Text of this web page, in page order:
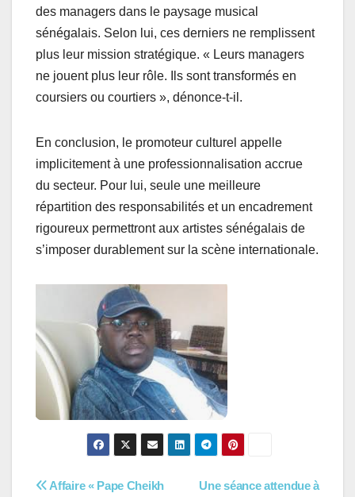
des managers dans le paysage musical
sénégalais. Selon lui, ces derniers ne remplissent
plus leur mission stratégique. « Leurs managers
ne jouent plus leur rôle. Ils sont transformés en
coursiers ou courtiers », dénonce-t-il.
En conclusion, le promoteur culturel appelle
implicitement à une professionnalisation accrue
du secteur. Pour lui, seule une meilleure
répartition des responsabilités et un encadrement
rigoureux permettront aux artistes sénégalais de
s’imposer durablement sur la scène internationale.
Navigation
Une séance attendue à
Affaire « Pape Cheikh